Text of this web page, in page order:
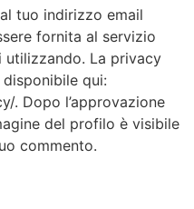
tuo indirizzo email
fornita al servizio
utilizzando. La privacy
qui:
. Dopo l’approvazione
del profilo è visibile
commento.